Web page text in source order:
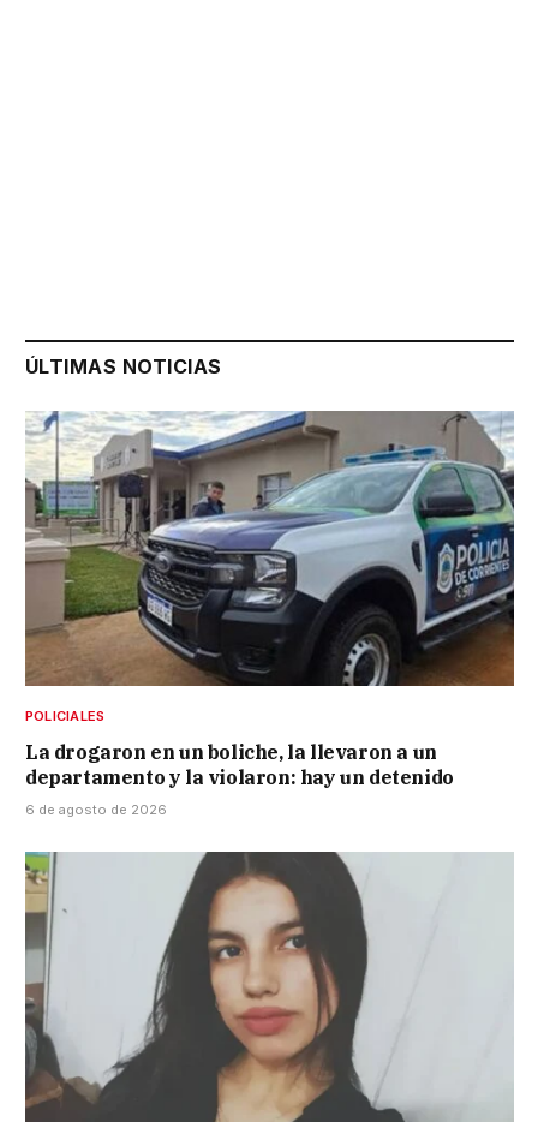
ÚLTIMAS NOTICIAS
POLICIALES
La drogaron en un boliche, la llevaron a un
departamento y la violaron: hay un detenido
6 de agosto de 2026